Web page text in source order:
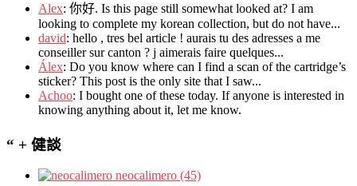
Alex: 你好. Is this page still somewhat looked at? I am
looking to complete my korean collection, but do not have...
david: hello , tres bel article ! aurais tu des adresses a me
conseiller sur canton ? j aimerais faire quelques...
Álex: Do you know where can I find a scan of the cartridge’s
sticker? This post is the only site that I saw...
Achoo: I bought one of these today. If anyone is interested in
knowing anything about it, let me know.
“ + 健談
neocalimero (45)